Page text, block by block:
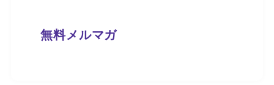
無料メルマガ